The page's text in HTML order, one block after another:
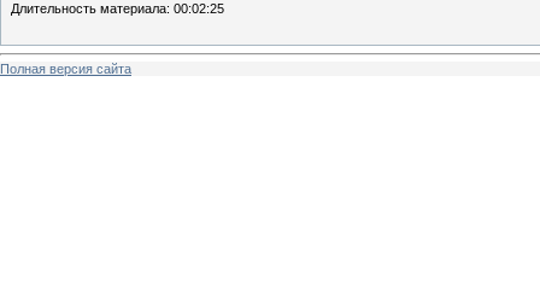
Длительность материала: 00:02:25
Полная версия сайта